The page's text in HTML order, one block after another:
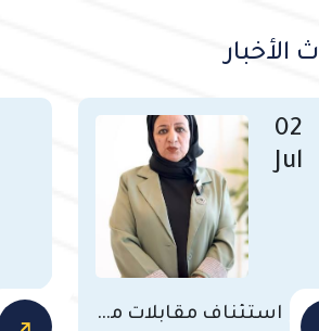
الأخبار
02
Jul
استئناف مقابلات مرشحي معاون أمن ومرافق طلبة